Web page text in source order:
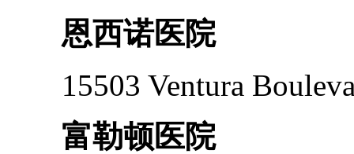
恩西诺医院
15503 Ventura
富勒顿医院